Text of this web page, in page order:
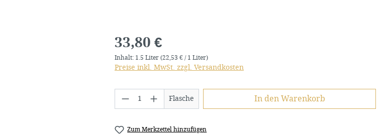
Regulärer Preis:
33,80 €
Inhalt: 1.5 Liter (22,53 € / 1 Liter)
Preise inkl. MwSt. zzgl. Versandkosten
Produkt Anzahl: Gib den gewünschten Wert
Flasche In den Warenkorb
Zum Merkzettel hinzufügen